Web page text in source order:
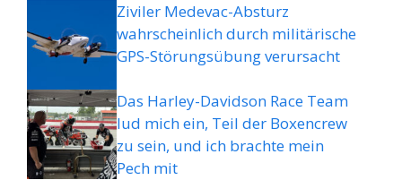
Ziviler Medevac-Absturz
wahrscheinlich durch militärische
GPS-Störungsübung verursacht
Das Harley-Davidson Race Team
lud mich ein, Teil der Boxencrew
zu sein, und ich brachte mein
Pech mit